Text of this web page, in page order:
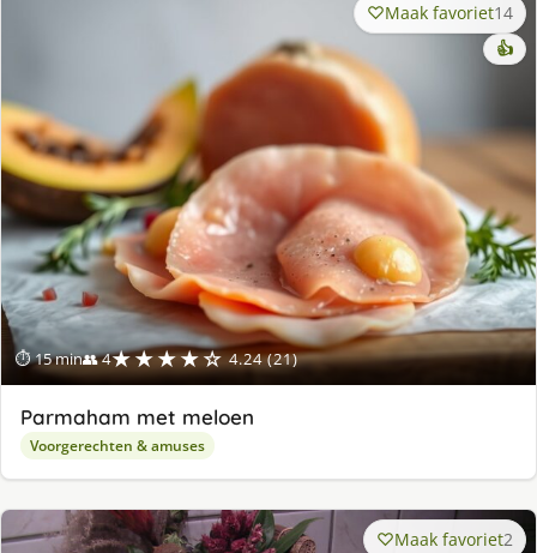
⏱ 15 min👥 4★★★★☆ 4.24 (21)
Maak favoriet14
👍
Parmaham met meloen
Voorgerechten & amuses
Maak favoriet2